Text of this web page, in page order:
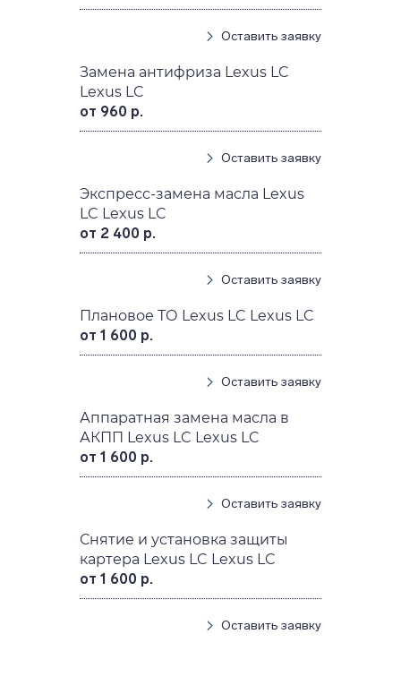
Оставить заявку
Замена антифриза Lexus LC
Lexus LC
от 960 р.
Оставить заявку
Экспресс-замена масла Lexus
LC Lexus LC
от 2 400 р.
Оставить заявку
Плановое ТО Lexus LC Lexus LC
от 1 600 р.
Оставить заявку
Аппаратная замена масла в
АКПП Lexus LC Lexus LC
от 1 600 р.
Оставить заявку
Снятие и установка защиты
картера Lexus LC Lexus LC
от 1 600 р.
Оставить заявку